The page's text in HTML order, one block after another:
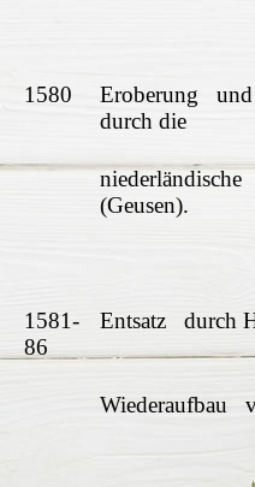
1580
Eroberung und
durch die
(Geusen).
1581-
86
Entsatz durch
Wiederaufbau